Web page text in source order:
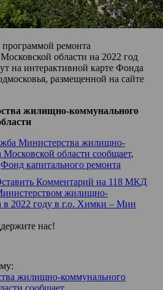
программой ремонта
области на 2022 год
на интерактивной карте Фонда
размещенной на сайте
жилищно-коммунального
Министерства жилищно-
Московской области сообщает,
Фонд капитального ремонта
Комментарий на 118 МКД
жилищно-
в 2022 году в г.о. Химки – Мин
нас!
жилищно-коммунального
сообщает